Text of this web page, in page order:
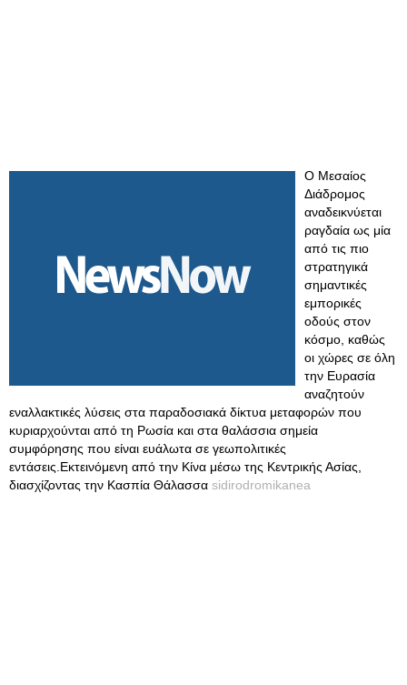
Ο Μεσαίος
Διάδρομος
αναδεικνύεται
ραγδαία ως μία
από τις πιο
στρατηγικά
σημαντικές
εμπορικές
οδούς στον
κόσμο, καθώς
οι χώρες σε όλη
την Ευρασία
αναζητούν
εναλλακτικές λύσεις στα παραδοσιακά δίκτυα μεταφορών που
κυριαρχούνται από τη Ρωσία και στα θαλάσσια σημεία
συμφόρησης που είναι ευάλωτα σε γεωπολιτικές
εντάσεις.Εκτεινόμενη από την Κίνα μέσω της Κεντρικής Ασίας,
διασχίζοντας την Κασπία Θάλασσα sidirodromikanea